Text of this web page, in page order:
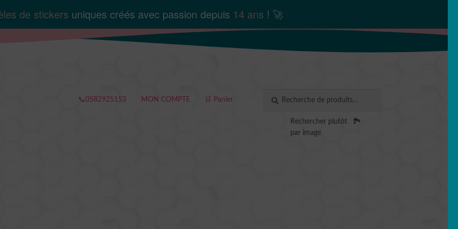
de stickers uniques créés avec passion depuis 14 ans ! 🚀
📞0582925153 MON COMPTE 🛒 Panier
pour :
RECHERCHE
Rechercher plutôt
par image
🏞️